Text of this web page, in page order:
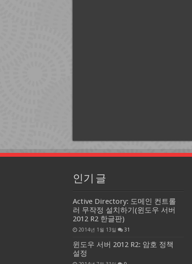
인기 글
Active Directory: 도메인 컨트롤
러 무작정 설치하기(윈도우 서버
2012 R2 한글판)
2014년 1월 13일 31
윈도우 서버 2012 R2: 암호 정책
설정